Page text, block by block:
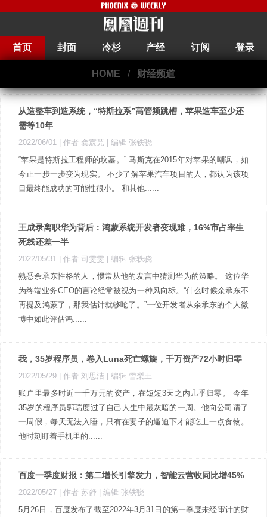
首页 封面 冷杉 产经 订阅 登录
HOME / 财经频道
从造整车到造系统，“特斯拉系”高管频跳槽，苹果造车至少还
需等10年
2022/06/01 | 作者 龚宸芫
| 编辑 张轶骁
“苹果是特斯拉工程师的坟墓。” 马斯克在2015年对苹果的嘲讽，如
今正一步一步变为现实。 不少了解苹果汽车项目的人，都认为该项
目最终能成功的可能性很小。 和其他......
王成录离职华为背后：鸿蒙系统开发者变现难，16%市占率生
死线还差一半
2022/05/31 | 作者 司雯雯
| 编辑 张轶骁
熟悉余承东性格的人，惯常从他的发言中猜测华为的策略。 这位华
为终端业务CEO的言论经常被视为一种风向标。“什么时候余承东不
再提及鸿蒙了，那我估计就够呛了。”一位开发者从余承东的个人微
博中如此评估鸿......
我，35岁程序员，卷入Luna死亡螺旋，千万资产72小时归零
2022/05/29 | 作者 刘思洁
| 编辑 雪梨王
账户里最多时近一千万元的资产，在短短3天之内几乎归零。 今年
35岁的程序员郭瑞度过了自己人生中最灰暗的一周。他向公司请了
一周假，每天无法入睡，只有在妻子的逼迫下才能吃上一点食物。
他时刻盯着手机里的......
百度一季度财报：第二增长引擎发力，智能云营收同比增45%
2022/05/27 | 作者 苏舒
| 编辑 张轶骁
5月26日，百度发布了截至2022年3月31日的第一季度未经审计的财